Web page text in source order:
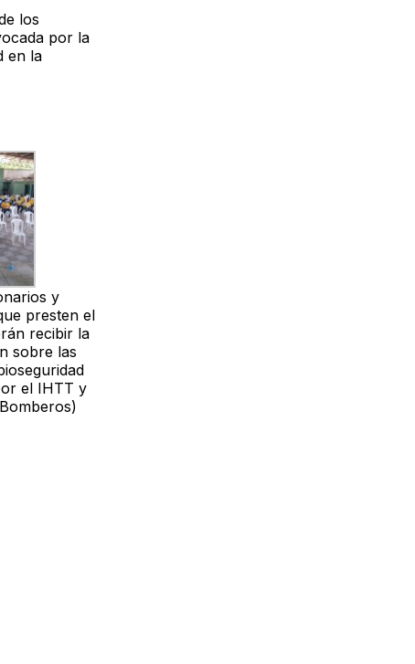
los
por la
en la
y
presten el
recibir la
sobre las
el IHTT y